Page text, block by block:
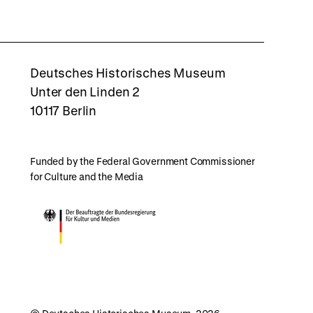
Deutsches Historisches Museum
Unter den Linden 2
10117 Berlin
Funded by the Federal Government Commissioner
for Culture and the Media